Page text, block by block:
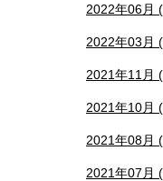
2022年06月
2022年03月
2021年11月
2021年10月
2021年08月
2021年07月